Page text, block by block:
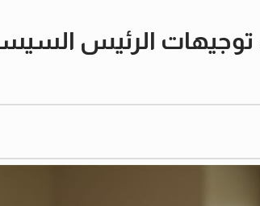
الرئيس السيسي